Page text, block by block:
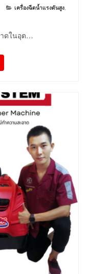
เครื่องฉีดน้ำแรงดันสูง,
ดในอุต…